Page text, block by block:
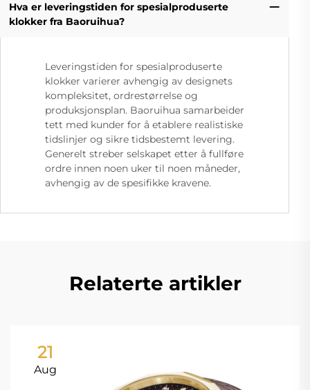
Hva er leveringstiden for spesialproduserte
klokker fra Baoruihua?
Leveringstiden for spesialproduserte
klokker varierer avhengig av designets
kompleksitet, ordrestørrelse og
produksjonsplan. Baoruihua samarbeider
tett med kunder for å etablere realistiske
tidslinjer og sikre tidsbestemt levering.
Generelt streber selskapet etter å fullføre
ordre innen noen uker til noen måneder,
avhengig av de spesifikke kravene.
Relaterte artikler
21
Aug